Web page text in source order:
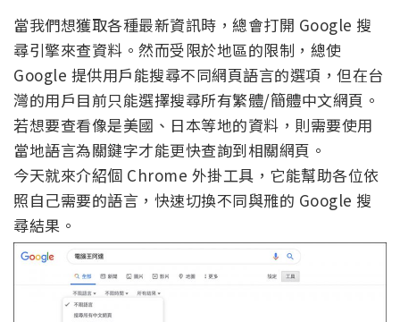
當我們想獲取各種最新資訊時，總會打開 Google 搜
尋引擎來查資料。然而受限於地區的限制，總使
Google 提供用戶能搜尋不同網頁語言的選項，但在台
灣的用戶目前只能選擇搜尋所有繁體/簡體中文網頁。
若想要查看像是美國、日本等地的資料，則需要使用
當地語言為關鍵字才能更快查詢到相關網頁。
今天就來介紹個 Chrome 外掛工具，它能幫助各位依
照自己需要的語言，快速切換不同與雃的 Google 搜
尋結果。